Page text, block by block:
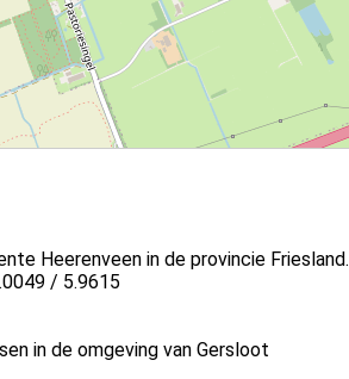
Heerenveen in de provincie Friesland.
/ 5.9615
in de omgeving van Gersloot